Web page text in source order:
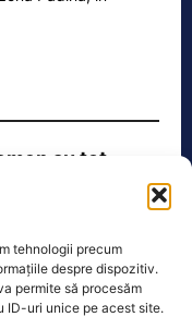
tehnologii precum
despre dispozitiv.
permite să procesăm
ID-uri unice pe acest site.
au tot
unui…
miercuri seară, în
și[...]